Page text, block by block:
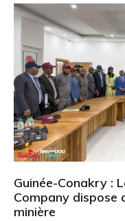
Guinée-Conakry :
Company dispose
minière